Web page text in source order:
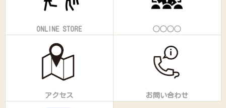
ONLINE STORE ◯◯◯◯
アクセス お問い合わせ